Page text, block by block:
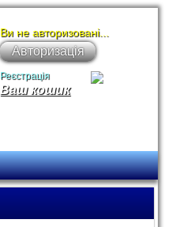
Ваш кошик
Ви не авторизовані...
Авторизація
Реєстрація